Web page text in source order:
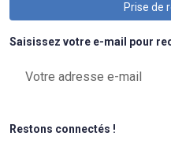
Prise de
Saisissez votre e-mail pour
Restons connectés !